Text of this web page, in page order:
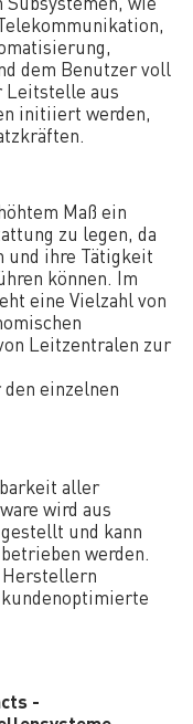
dem Benutzer voll
Leitstelle aus
initiiert werden,
Maß ein
zu legen, da
und ihre Tätigkeit
können. Im
eine Vielzahl von
Leitzentralen zur
einzelnen
aller
wird aus
und kann
werden.
Herstellern
-